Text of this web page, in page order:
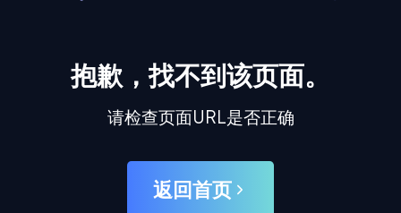
抱歉，找不到该页面。
请检查页面URL是否正确
返回首页